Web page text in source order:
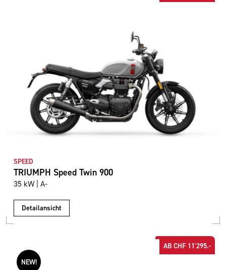
SPEED
TRIUMPH Speed Twin 900
35 kW | A-
Detailansicht
NEW!
AB CHF 11'295.-